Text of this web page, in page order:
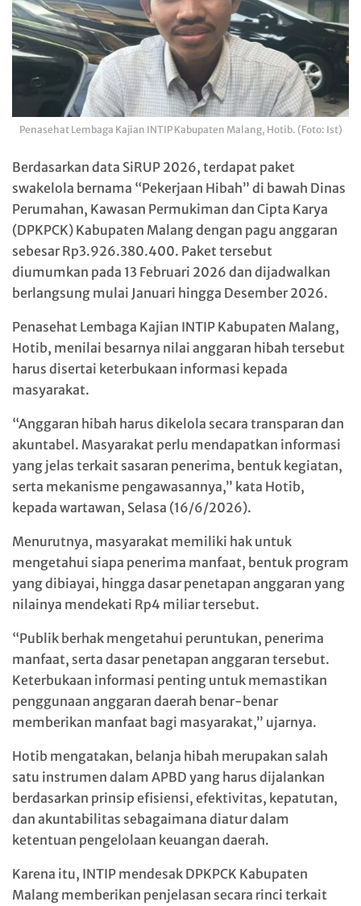
Penasehat Lembaga Kajian INTIP Kabupaten Malang, Hotib. (Foto: Ist)
Berdasarkan data SiRUP 2026, terdapat paket
swakelola bernama “Pekerjaan Hibah” di bawah Dinas
Perumahan, Kawasan Permukiman dan Cipta Karya
(DPKPCK) Kabupaten Malang dengan pagu anggaran
sebesar Rp3.926.380.400. Paket tersebut
diumumkan pada 13 Februari 2026 dan dijadwalkan
berlangsung mulai Januari hingga Desember 2026.
Penasehat Lembaga Kajian INTIP Kabupaten Malang,
Hotib, menilai besarnya nilai anggaran hibah tersebut
harus disertai keterbukaan informasi kepada
masyarakat.
“Anggaran hibah harus dikelola secara transparan dan
akuntabel. Masyarakat perlu mendapatkan informasi
yang jelas terkait sasaran penerima, bentuk kegiatan,
serta mekanisme pengawasannya,” kata Hotib,
kepada wartawan, Selasa (16/6/2026).
Menurutnya, masyarakat memiliki hak untuk
mengetahui siapa penerima manfaat, bentuk program
yang dibiayai, hingga dasar penetapan anggaran yang
nilainya mendekati Rp4 miliar tersebut.
“Publik berhak mengetahui peruntukan, penerima
manfaat, serta dasar penetapan anggaran tersebut.
Keterbukaan informasi penting untuk memastikan
penggunaan anggaran daerah benar-benar
memberikan manfaat bagi masyarakat,” ujarnya.
Hotib mengatakan, belanja hibah merupakan salah
satu instrumen dalam APBD yang harus dijalankan
berdasarkan prinsip efisiensi, efektivitas, kepatutan,
dan akuntabilitas sebagaimana diatur dalam
ketentuan pengelolaan keuangan daerah.
Karena itu, INTIP mendesak DPKPCK Kabupaten
Malang memberikan penjelasan secara rinci terkait